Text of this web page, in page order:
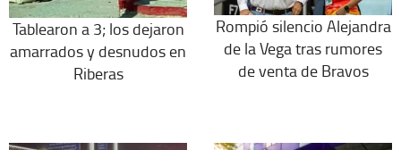
Tablearon a 3; los dejaron
amarrados y desnudos en
Riberas
Rompió silencio Alejandra
de la Vega tras rumores
de venta de Bravos